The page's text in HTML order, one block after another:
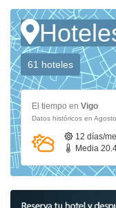
61 hoteles
El tiempo en Vigo
Datos históricos en Agosto
12 días/
Media